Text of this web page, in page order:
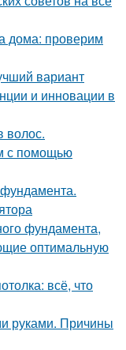
дома: проверим
вариант
и инновации в
волос.
с помощью
фундамента,
оптимальную
всё, что
руками. Причины